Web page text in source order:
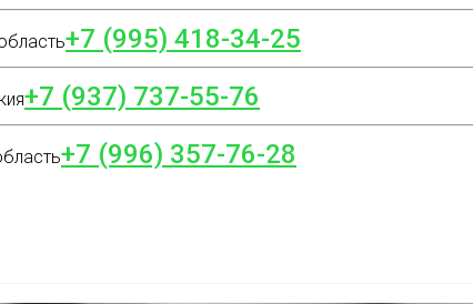
+7 (995) 418-34-25
+7 (937) 737-55-76
+7 (996) 357-76-28